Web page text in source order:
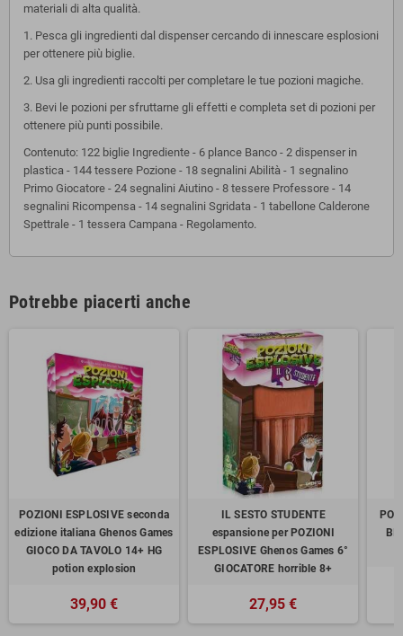
materiali di alta qualità.
1. Pesca gli ingredienti dal dispenser cercando di innescare esplosioni
per ottenere più biglie.
2. Usa gli ingredienti raccolti per completare le tue pozioni magiche.
3. Bevi le pozioni per sfruttarne gli effetti e completa set di pozioni per
ottenere più punti possibile.
Contenuto: 122 biglie Ingrediente - 6 plance Banco - 2 dispenser in
plastica - 144 tessere Pozione - 18 segnalini Abilità - 1 segnalino
Primo Giocatore - 24 segnalini Aiutino - 8 tessere Professore - 14
segnalini Ricompensa - 14 segnalini Sgridata - 1 tabellone Calderone
Spettrale - 1 tessera Campana - Regolamento.
Potrebbe piacerti anche
POZIONI ESPLOSIVE seconda
edizione italiana Ghenos Games
GIOCO DA TAVOLO 14+ HG
potion explosion
39,90 €
IL SESTO STUDENTE
espansione per POZIONI
ESPLOSIVE Ghenos Games 6°
GIOCATORE horrible 8+
27,95 €